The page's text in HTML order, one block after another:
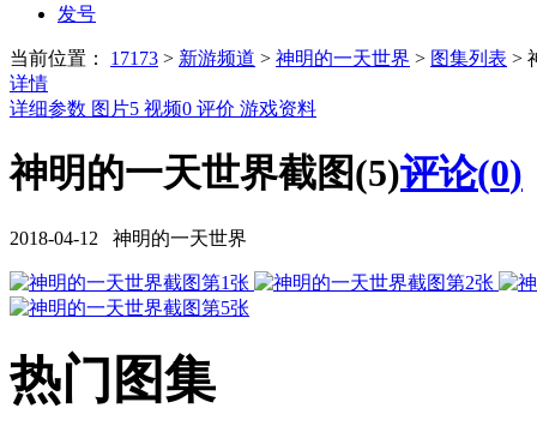
发号
当前位置： 17173 > 新游频道 > 神明的一天世界 > 图集列表 >
详情
详细参数 图片5 视频0 评价 游戏资料
神明的一天世界截图(5)评论(0)
2018-04-12 神明的一天世界
热门图集